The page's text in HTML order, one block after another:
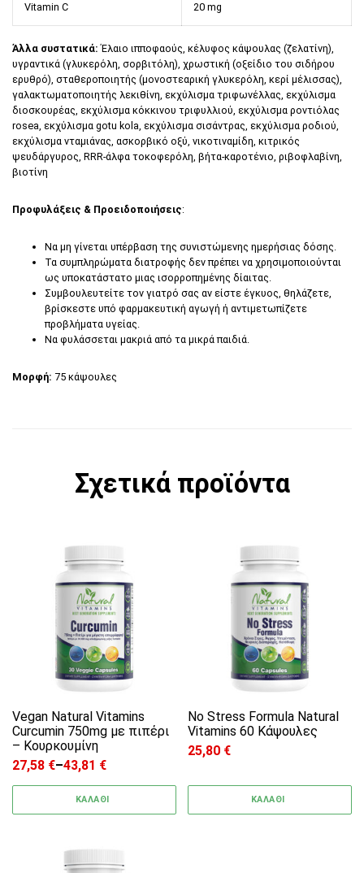
Vitamin C 20 mg
Άλλα συστατικά: Έλαιο ιπποφαούς, κέλυφος κάψουλας (ζελατίνη),
υγραντικά (γλυκερόλη, σορβιτόλη), χρωστική (οξείδιο του σιδήρου
ερυθρό), σταθεροποιητής (μονοστεαρική γλυκερόλη, κερί μέλισσας),
γαλακτωματοποιητής λεκιθίνη, εκχύλισμα τριφωνέλλας, εκχύλισμα
διοσκουρέας, εκχύλισμα κόκκινου τριφυλλιού, εκχύλισμα ροντιόλας
rosea, εκχύλισμα gotu kola, εκχύλισμα σισάντρας, εκχύλισμα ροδιού,
εκχύλισμα νταμιάνας, ασκορβικό οξύ, νικοτιναμίδη, κιτρικός
ψευδάργυρος, RRR-άλφα τοκοφερόλη, βήτα-καροτένιο, ριβοφλαβίνη,
βιοτίνη
Προφυλάξεις & Προειδοποιήσεις:
Να μη γίνεται υπέρβαση της συνιστώμενης ημερήσιας δόσης.
Τα συμπληρώματα διατροφής δεν πρέπει να χρησιμοποιούνται
ως υποκατάστατο μιας ισορροπημένης δίαιτας.
Συμβουλευτείτε τον γιατρό σας αν είστε έγκυος, θηλάζετε,
βρίσκεστε υπό φαρμακευτική αγωγή ή αντιμετωπίζετε
προβλήματα υγείας.
Να φυλάσσεται μακριά από τα μικρά παιδιά.
Μορφή: 75 κάψουλες
Σχετικά προϊόντα
Vegan Natural Vitamins
Curcumin 750mg με πιπέρι
– Κουρκουμίνη
27,58 €–43,81 €
Price range: 27,58 € through 43,81 €
ΚΑΛΑΘΙ
Αυτό το προϊόν έχει πολλαπλές
No Stress Formula Natural
Vitamins 60 Κάψουλες
25,80 €
ΚΑΛΑΘΙ
Αυτό το προϊόν έχει πολλαπλές